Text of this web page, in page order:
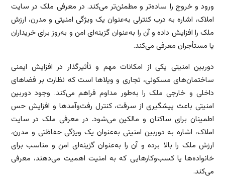
ورود و خروج را ساده‌تر و مطمئن‌تر می‌کند. در معرفی ملک در سایت
املاک، اشاره به درب کنترلی به‌عنوان یک ویژگی امنیتی و مدرن، ارزش
ملک را افزایش داده و آن را به‌عنوان گزینه‌ای امن و به‌روز برای خریداران
یا مستأجران معرفی می‌کند.
دوربین امنیتی یکی از امکانات مهم و تأثیرگذار در افزایش ایمنی
ساختمان‌های مسکونی، تجاری و ویلاها است که نظارت بر فضاهای
داخلی و خارجی ملک را به‌طور مداوم فراهم می‌کند. وجود دوربین
امنیتی باعث پیشگیری از سرقت، کنترل رفت‌وآمدها و افزایش حس
اطمینان برای ساکنان و مالکین می‌شود. در معرفی ملک در سایت
املاک، اشاره به دوربین امنیتی به‌عنوان یک ویژگی حفاظتی و مدرن،
ارزش ملک را بالا برده و آن را به‌عنوان گزینه‌ای امن و مناسب برای
خانواده‌ها یا کسب‌وکارهایی که به امنیت اهمیت می‌دهند، معرفی
می‌کند.